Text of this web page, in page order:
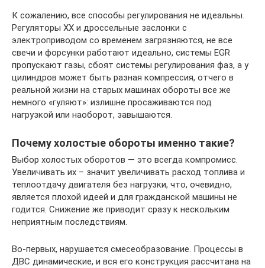
К сожалению, все способы регулирования не идеальны.
Регуляторы ХХ и дроссельные заслонки с
электроприводом со временем загрязняются, не все
свечи и форсунки работают идеально, системы EGR
пропускают газы, сбоят системы регулирования фаз, а у
цилиндров может быть разная компрессия, отчего в
реальной жизни на старых машинах обороты все же
немного «гуляют»: излишне просаживаются под
нагрузкой или наоборот, завышаются.
Почему холостые обороты именно такие?
Выбор холостых оборотов — это всегда компромисс.
Увеличивать их – значит увеличивать расход топлива и
теплоотдачу двигателя без нагрузки, что, очевидно,
является плохой идеей и для гражданской машины не
годится. Снижение же приводит сразу к нескольким
неприятным последствиям.
Во-первых, нарушается смесеобразование. Процессы в
ДВС динамические, и вся его конструкция рассчитана на